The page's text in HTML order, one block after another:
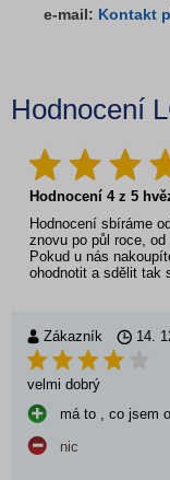
e-mail: Kontakt
Hodnocení
Hodnocení 4z 5
Hodnocení sbíráme
znovu po půl roce, od
Pokud u nás
ohodnotit a sdělit tak
Zákazník 14.
velmi dobrý
má to , co jsem
nic